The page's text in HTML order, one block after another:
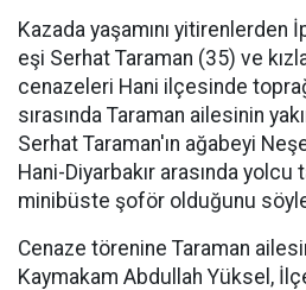
Kazada yaşamını yitirenlerden
eşi Serhat Taraman (35) ve
cenazeleri Hani ilçesinde
sırasında Taraman ailesinin
Serhat Taraman'ın ağabeyi
Hani-Diyarbakır arasında yolcu
minibüste şoför olduğunu
Cenaze törenine Taraman
Kaymakam Abdullah Yüksel,